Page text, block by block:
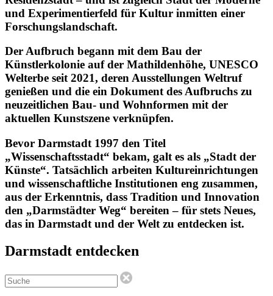
und Experimentierfeld für Kultur inmitten einer
Forschungslandschaft.
Der Aufbruch begann mit dem Bau der
Künstlerkolonie auf der Mathildenhöhe, UNESCO
Welterbe seit 2021, deren Ausstellungen Weltruf
genießen und die ein Dokument des Aufbruchs zu
neuzeitlichen Bau- und Wohnformen mit der
aktuellen Kunstszene verknüpfen.
Bevor Darmstadt 1997 den Titel
„Wissenschaftsstadt“ bekam, galt es als „Stadt der
Künste“. Tatsächlich arbeiten Kultureinrichtungen
und wissenschaftliche Institutionen eng zusammen,
aus der Erkenntnis, dass Tradition und Innovation
den „Darmstädter Weg“ bereiten – für stets Neues,
das in Darmstadt und der Welt zu entdecken ist.
Darmstadt entdecken